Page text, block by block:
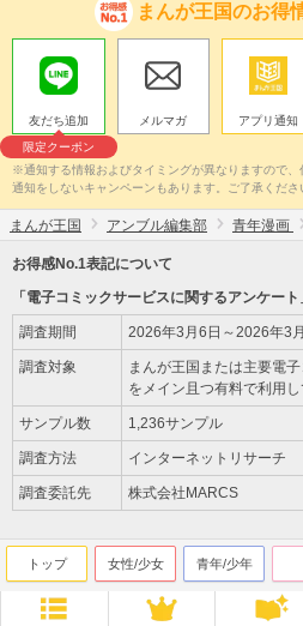
まんが王国のお得
友だち追加
限定クーポン
メルマガ アプリ通知
※通知する情報およびタイミングが異なりますので
通知をしないキャンペーンもあります。ご了承くださ
まんが王国 アンブル編集部 青年漫画
お得感No.1表記について
「電子コミックサービスに関するアンケート
調査期間 2026年3月6日～2026年3
調査対象
まんが王国または主要電
をメイン且つ有料で利用
サンプル数 1,236サンプル
調査方法 インターネットリサーチ
調査委託先 株式会社MARCS
トップ 女性/少女 青年/少年